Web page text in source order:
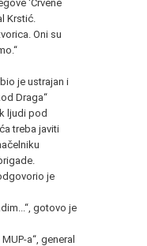
'Crvene
Krstić.
Oni su
je ustrajan i
Draga“
ljudi pod
treba javiti
je
gotovo je
a“, general